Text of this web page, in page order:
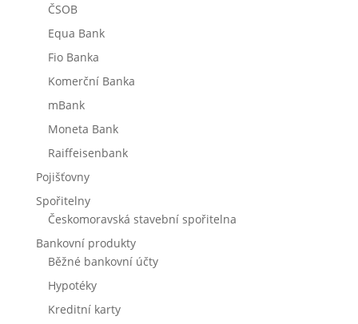
ČSOB
Equa Bank
Fio Banka
Komerční Banka
mBank
Moneta Bank
Raiffeisenbank
Pojišťovny
Spořitelny
Českomoravská stavební spořitelna
Bankovní produkty
Běžné bankovní účty
Hypotéky
Kreditní karty